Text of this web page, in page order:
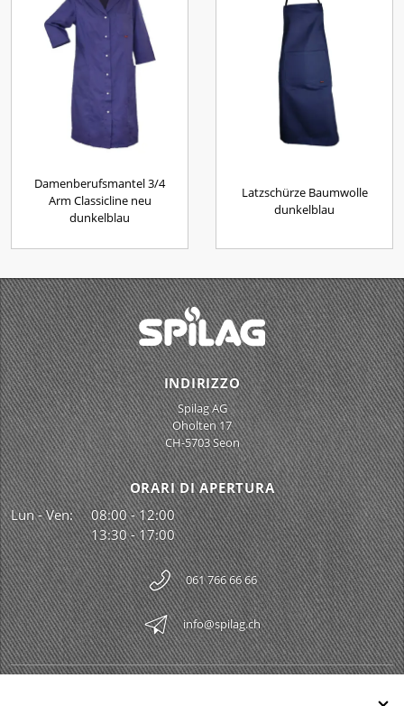
Damenberufsmantel 3/4
Arm Classicline neu
dunkelblau
Latzschürze Baumwolle
dunkelblau
INDIRIZZO
Spilag AG
Oholten 17
CH-5703 Seon
ORARI DI APERTURA
Lun - Ven:
08:00 - 12:00
13:30 - 17:00
061 766 66 66
info@spilag.ch